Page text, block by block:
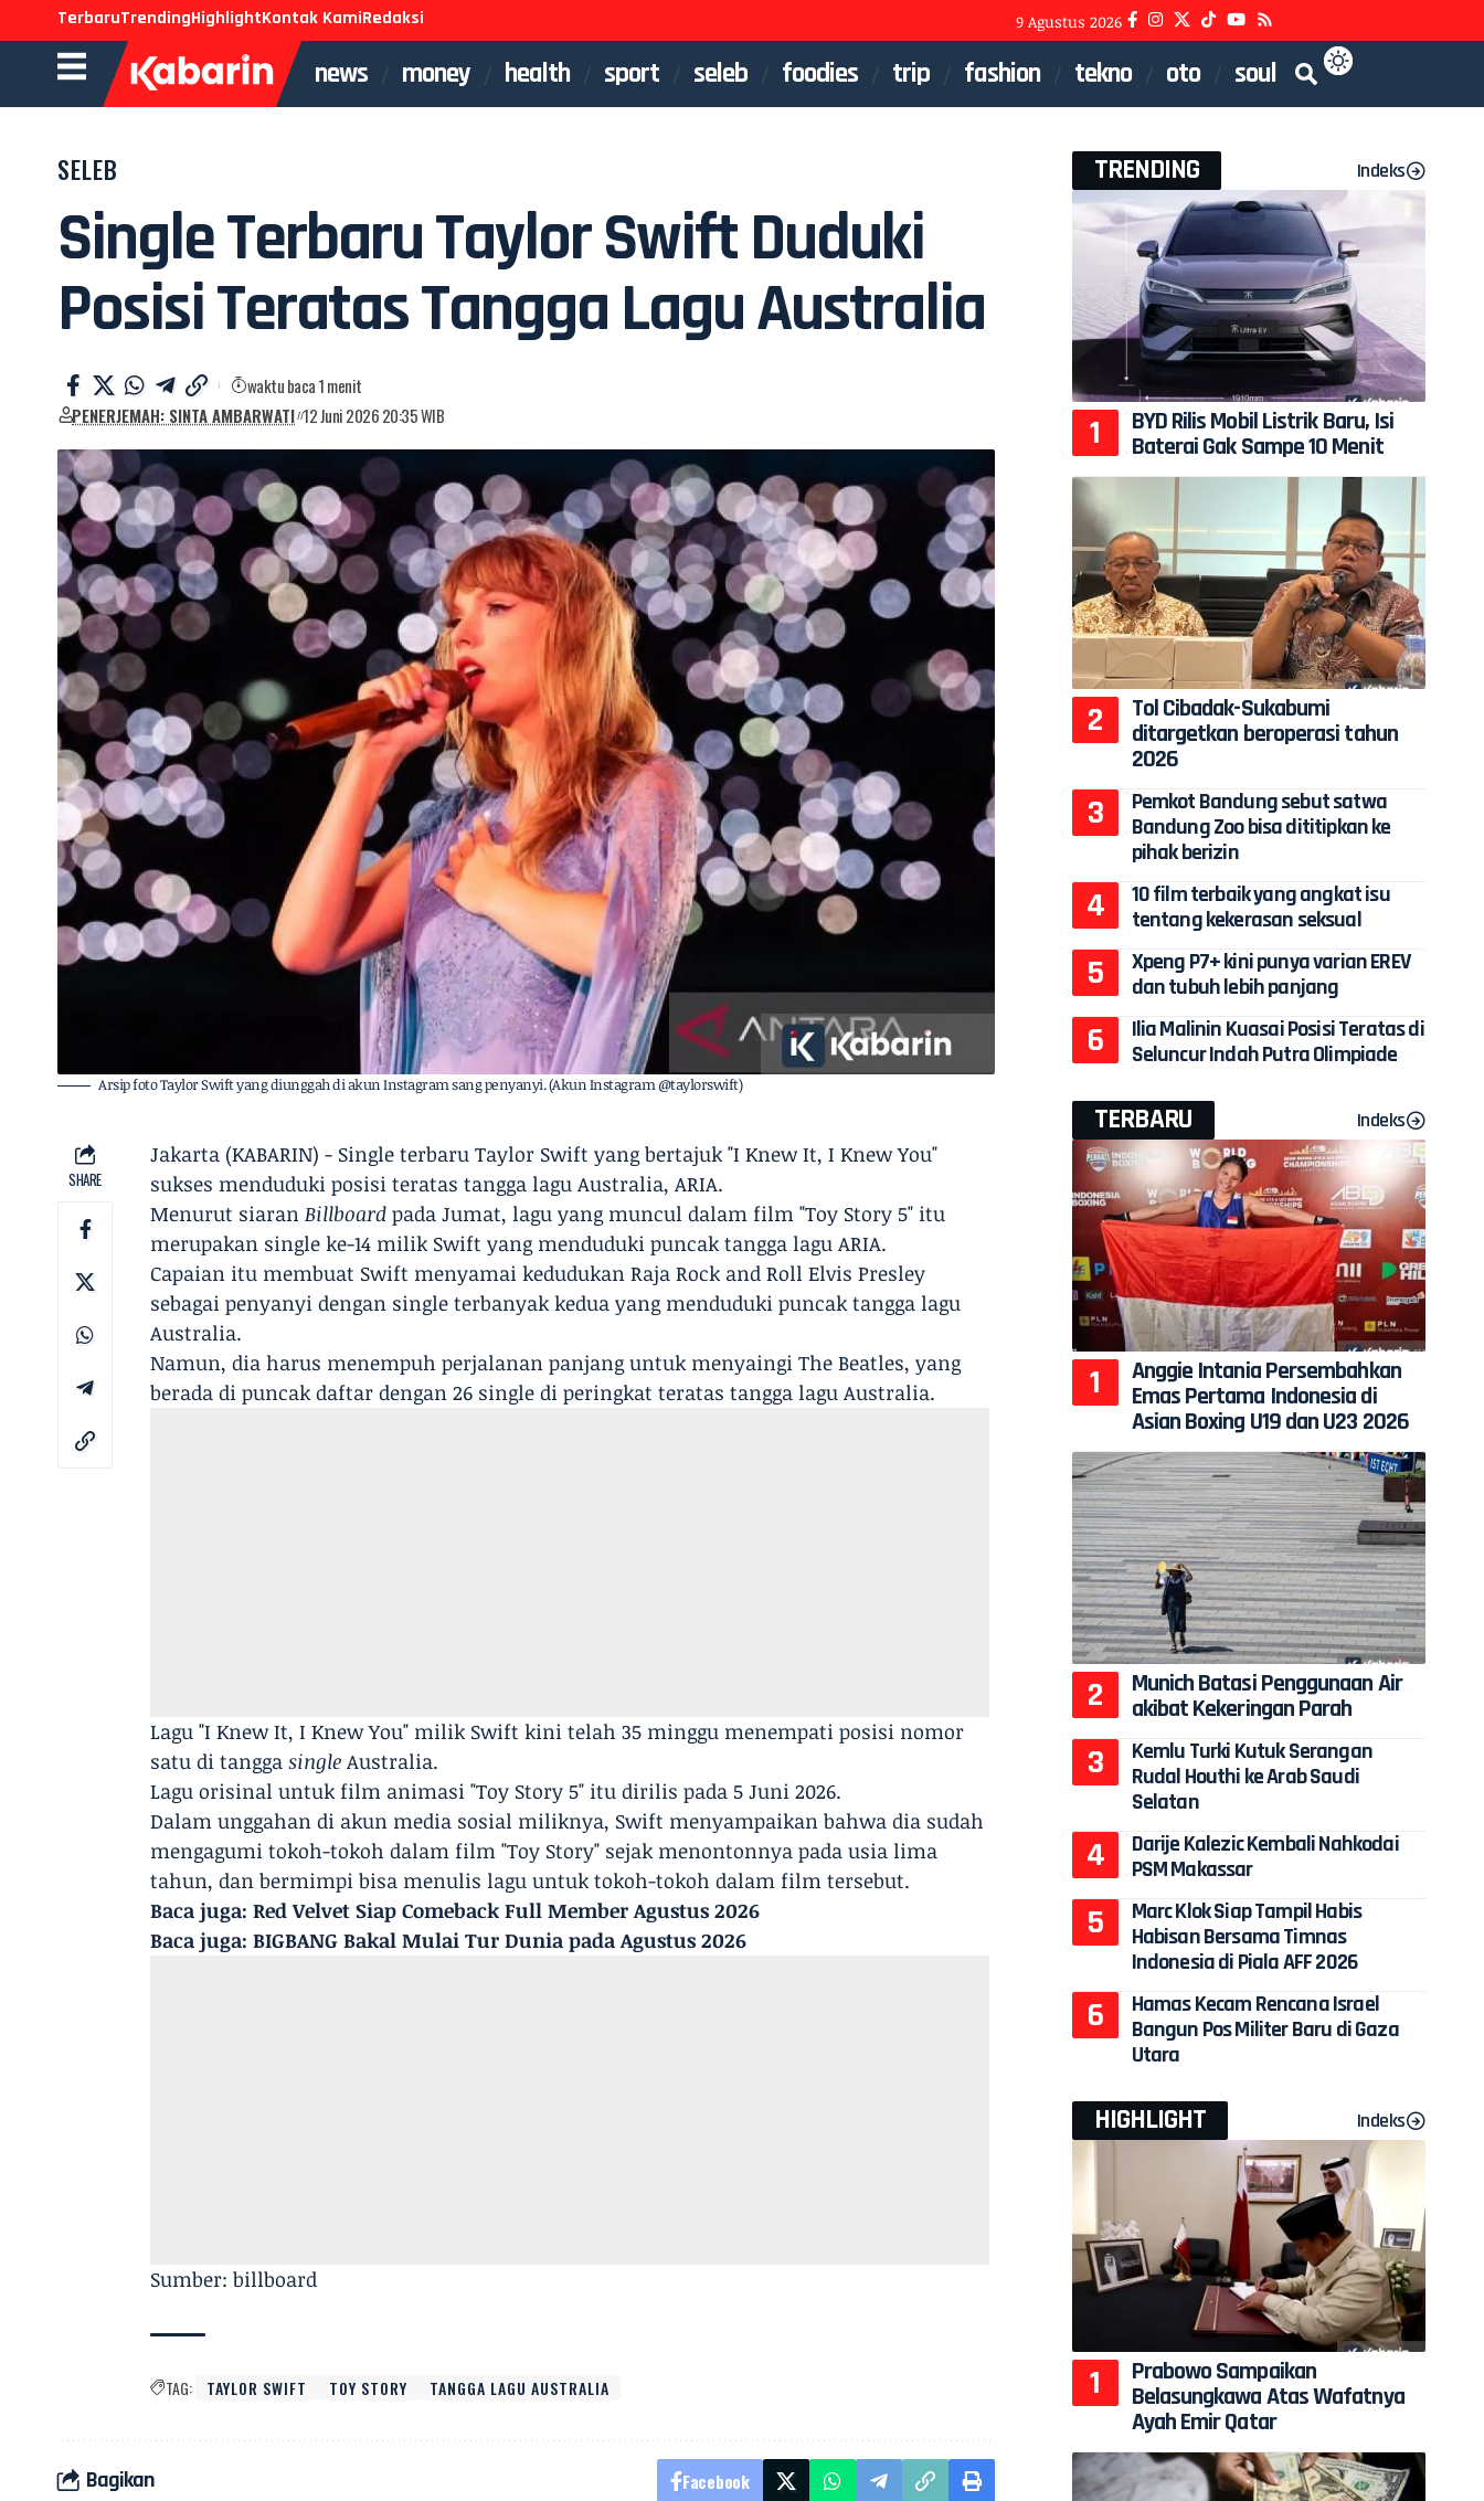
TerbaruTrendingHighlightKontak KamiRedaksi 9 Agustus 2026
news money health sport seleb foodies trip fashion tekno oto soul
SELEB
Single Terbaru Taylor Swift Duduki
Posisi Teratas Tangga Lagu Australia
PENERJEMAH: SINTA AMBARWATI 12 Juni 2026 20:35 WIB
waktu baca 1 menit
Arsip foto Taylor Swift yang diunggah di akun Instagram sang penyanyi. (Akun Instagram @taylorswift)
SHARE
Jakarta (KABARIN) - Single terbaru Taylor Swift yang bertajuk "I Knew It, I Knew You"
sukses menduduki posisi teratas tangga lagu Australia, ARIA.
Menurut siaranBillboard pada Jumat, lagu yang muncul dalam film "Toy Story 5" itu
merupakan single ke-14 milik Swift yang menduduki puncak tangga lagu ARIA.
Capaian itu membuat Swift menyamai kedudukan Raja Rock and Roll Elvis Presley
sebagai penyanyi dengan single terbanyak kedua yang menduduki puncak tangga lagu
Australia.
Namun, dia harus menempuh perjalanan panjang untuk menyaingi The Beatles, yang
berada di puncak daftar dengan 26 single di peringkat teratas tangga lagu Australia.
Lagu "I Knew It, I Knew You" milik Swift kini telah 35 minggu menempati posisi nomor
satu di tanggasingle Australia.
Lagu orisinal untuk film animasi "Toy Story 5" itu dirilis pada 5 Juni 2026.
Dalam unggahan di akun media sosial miliknya, Swift menyampaikan bahwa dia sudah
mengagumi tokoh-tokoh dalam film "Toy Story" sejak menontonnya pada usia lima
tahun, dan bermimpi bisa menulis lagu untuk tokoh-tokoh dalam film tersebut.
Baca juga:Red Velvet Siap Comeback Full Member Agustus 2026
Baca juga:BIGBANG Bakal Mulai Tur Dunia pada Agustus 2026
Sumber: billboard
TAG: TAYLOR SWIFT TOY STORY TANGGA LAGU AUSTRALIA
Bagikan Facebook
TRENDING Indeks
BYD Rilis Mobil Listrik Baru, Isi
Baterai Gak Sampe 10 Menit
Tol Cibadak-Sukabumi
ditargetkan beroperasi tahun
2026
Pemkot Bandung sebut satwa
Bandung Zoo bisa dititipkan ke
pihak berizin
10 film terbaik yang angkat isu
tentang kekerasan seksual
Xpeng P7+ kini punya varian EREV
dan tubuh lebih panjang
Ilia Malinin Kuasai Posisi Teratas di
Seluncur Indah Putra Olimpiade
TERBARU Indeks
Anggie Intania Persembahkan
Emas Pertama Indonesia di
Asian Boxing U19 dan U23 2026
Munich Batasi Penggunaan Air
akibat Kekeringan Parah
Kemlu Turki Kutuk Serangan
Rudal Houthi ke Arab Saudi
Selatan
Darije Kalezic Kembali Nahkodai
PSM Makassar
Marc Klok Siap Tampil Habis
Habisan Bersama Timnas
Indonesia di Piala AFF 2026
Hamas Kecam Rencana Israel
Bangun Pos Militer Baru di Gaza
Utara
HIGHLIGHT Indeks
Prabowo Sampaikan
Belasungkawa Atas Wafatnya
Ayah Emir Qatar